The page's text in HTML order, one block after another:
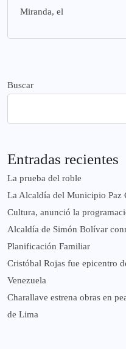
Miranda, el
Buscar
Entradas recientes
La prueba del roble
La Alcaldía del Municipio Paz
Cultura, anunció la
Alcaldía de Simón Bolívar
Planificación Familiar
Cristóbal Rojas fue epicentro
Venezuela
Charallave estrena obras en
de Lima